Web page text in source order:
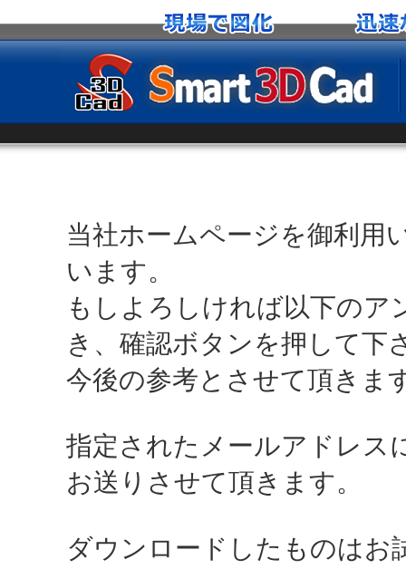
当社ホームページを御利用
います。
もしよろしければ以下のア
き、確認ボタンを押して下
今後の参考とさせて頂きま
指定されたメールアドレス
お送りさせて頂きます。
ダウンロードしたものはお